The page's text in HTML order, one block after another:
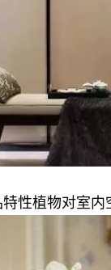
性植物对室